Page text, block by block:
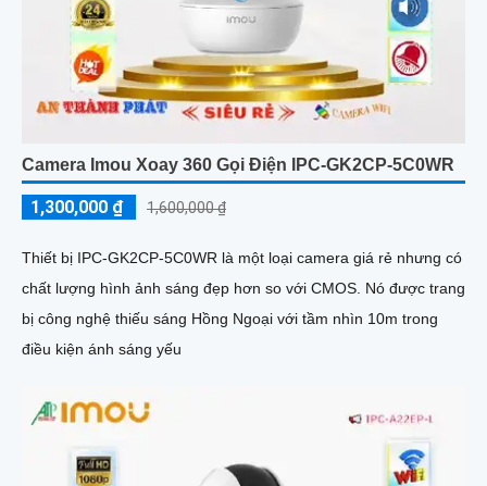
Camera Imou Xoay 360 Gọi Điện IPC-GK2CP-5C0WR
1,300,000 ₫ 1,600,000 ₫
Thiết bị IPC-GK2CP-5C0WR là một loại camera giá rẻ nhưng có
chất lượng hình ảnh sáng đẹp hơn so với CMOS. Nó được trang
bị công nghệ thiếu sáng Hồng Ngoại với tầm nhìn 10m trong
điều kiện ánh sáng yếu